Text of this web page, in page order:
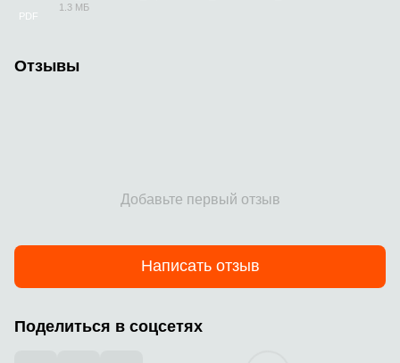
PDF
1.3 МБ
Отзывы
Добавьте первый отзыв
Написать отзыв
Поделиться в соцсетях